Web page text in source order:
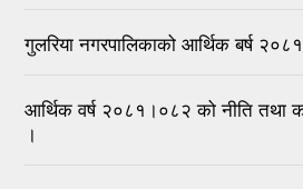
गुलरिया नगरपालिकाको आर्थिक बर्ष
आर्थिक वर्ष २०८१।०८२ को नीति तथा
।